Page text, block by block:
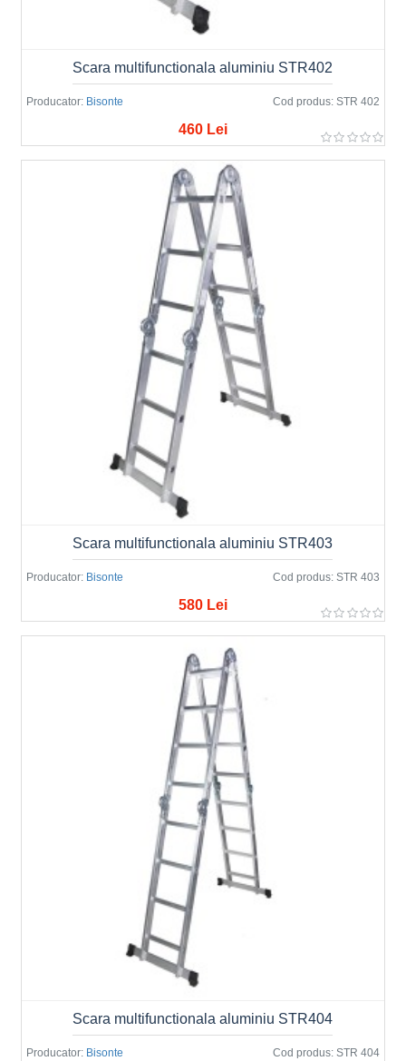
Producator: Bisonte Cod produs: STR 402
Scara multifunctionala aluminiu STR402
460 Lei
Producator: Bisonte Cod produs: STR 403
Scara multifunctionala aluminiu STR403
580 Lei
Producator: Bisonte Cod produs: STR 404
Scara multifunctionala aluminiu STR404